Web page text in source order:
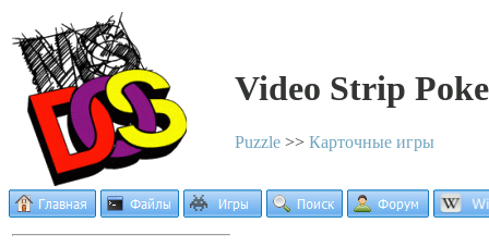
Video Strip
Puzzle >> Карточные игры